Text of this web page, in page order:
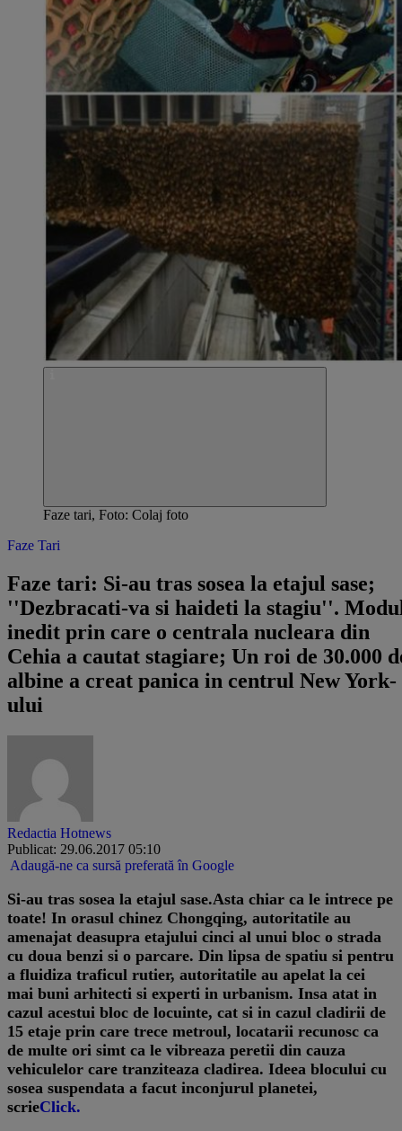
Faze tari, Foto: Colaj foto
Faze Tari
Faze tari: Si-au tras sosea la etajul sase;
''Dezbracati-va si haideti la stagiu''.
inedit prin care o centrala nucleara din
Cehia a cautat stagiare; Un roi de 30.000
albine a creat panica in centrul New York-
ului
Redactia Hotnews
Publicat: 29.06.2017 05:10
Adaugă-ne ca sursă preferată în Google
Si-au tras sosea la etajul sase.Asta chiar ca le intrece pe
toate! In orasul chinez Chongqing, autoritatile au
amenajat deasupra etajului cinci al unui bloc o strada
cu doua benzi si o parcare. Din lipsa de spatiu si pentru
a fluidiza traficul rutier, autoritatile au apelat la cei
mai buni arhitecti si experti in urbanism. Insa atat in
cazul acestui bloc de locuinte, cat si in cazul cladirii de
15 etaje prin care trece metroul, locatarii recunosc ca
de multe ori simt ca le vibreaza peretii din cauza
vehiculelor care tranziteaza cladirea. Ideea blocului cu
sosea suspendata a facut inconjurul planetei,
scrieClick.